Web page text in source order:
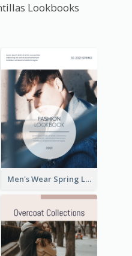
Lookbooks
Men's Wear Spring Lookbook